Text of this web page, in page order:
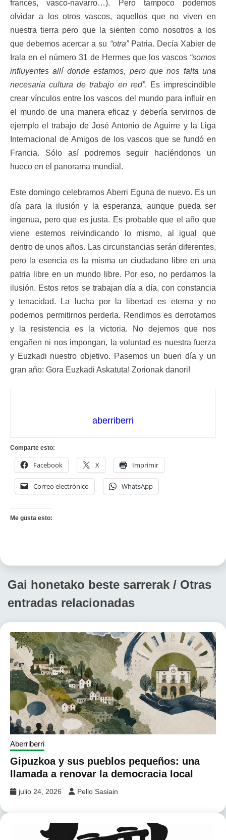
francés, vasco-navarro…). Pero tampoco podemos
olvidar a los otros vascos, aquellos que no viven en
nuestra tierra pero que la sienten como nosotros a los
que debemos acercar a su “otra”Patria. Decía Xabier de
Irala en el número 31 de Hermes que los vascos “somos
influyentes allí donde estamos, pero que nos falta una
necesaria cultura de trabajo en red”. Es imprescindible
crear vínculos entre los vascos del mundo para influir en
el mundo de una manera eficaz y debería servirnos de
ejemplo el trabajo de José Antonio de Aguirre y la Liga
Internacional de Amigos de los vascos que se fundó en
Francia. Sólo así podremos seguir haciéndonos un
hueco en el panorama mundial.
Este domingo celebramos Aberri Eguna de nuevo. Es un
día para la ilusión y la esperanza, aunque pueda ser
ingenua, pero que es justa. Es probable que el año que
viene estemos reivindicando lo mismo, al igual que
dentro de unos años. Las circunstancias serán diferentes,
pero la esencia es la misma un ciudadano libre en una
patria libre en un mundo libre. Por eso, no perdamos la
ilusión. Estos retos se trabajan día a día, con constancia
y tenacidad. La lucha por la libertad es eterna y no
podemos permitirnos perderla. Rendirnos es derrotarnos
y la resistencia es la victoria. No dejemos que nos
engañen ni nos impongan, la voluntad es nuestra fuerza
y Euzkadi nuestro objetivo. Pasemos un buen día y un
gran año: Gora Euzkadi Askatuta! Zorionak danori!
aberriberri
Comparte esto:
Facebook X Imprimir
Correo electrónico WhatsApp
Me gusta esto:
Gai honetako beste sarrerak / Otras
entradas relacionadas
Aberriberri
Gipuzkoa y sus pueblos pequeños: una
llamada a renovar la democracia local
julio 24, 2026 Pello Sasiain